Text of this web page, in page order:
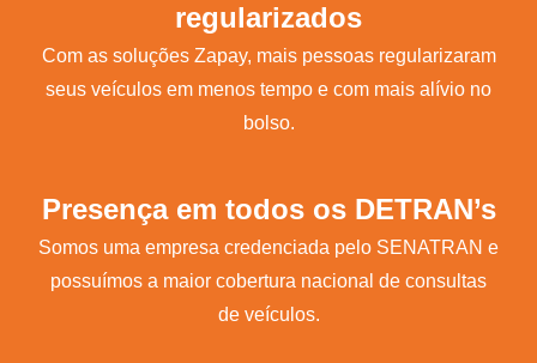
regularizados
Com as soluções Zapay, mais pessoas regularizaram
seus veículos em menos tempo e com mais alívio no
bolso.
Presença em todos os DETRAN’s
Somos uma empresa credenciada pelo SENATRAN e
possuímos a maior cobertura nacional de consultas
de veículos.